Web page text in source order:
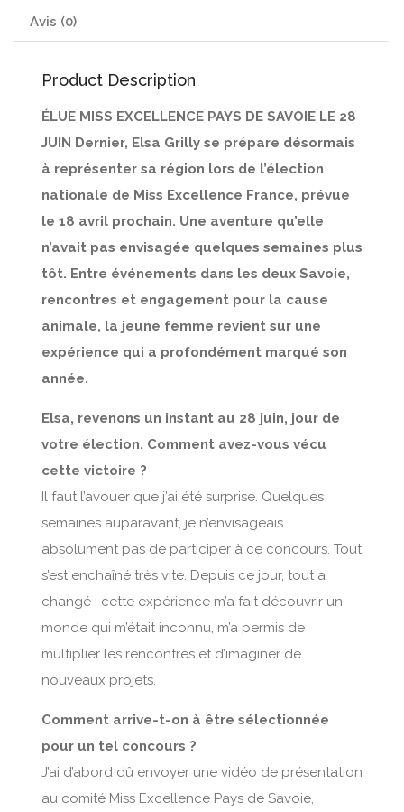
Avis (0)
Product Description
ÉLUE MISS EXCELLENCE PAYS DE SAVOIE LE 28
JUIN Dernier, Elsa Grilly se prépare désormais
à représenter sa région lors de l’élection
nationale de Miss Excellence France, prévue
le 18 avril prochain. Une aventure qu’elle
n’avait pas envisagée quelques semaines plus
tôt. Entre événements dans les deux Savoie,
rencontres et engagement pour la cause
animale, la jeune femme revient sur une
expérience qui a profondément marqué son
année.
Elsa, revenons un instant au 28 juin, jour de
votre élection. Comment avez-vous vécu
cette victoire ?
Il faut l’avouer que j’ai été surprise. Quelques
semaines auparavant, je n’envisageais
absolument pas de participer à ce concours. Tout
s’est enchaîné très vite. Depuis ce jour, tout a
changé : cette expérience m’a fait découvrir un
monde qui m’était inconnu, m’a permis de
multiplier les rencontres et d’imaginer de
nouveaux projets.
Comment arrive-t-on à être sélectionnée
pour un tel concours ?
J’ai d’abord dû envoyer une vidéo de présentation
au comité Miss Excellence Pays de Savoie,